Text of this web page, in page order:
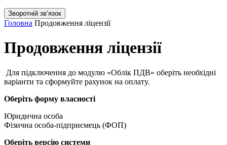
Зворотній звʼязок
Головна Продовження ліцензії
Продовження ліцензії
Для підключення до модулю «Облік ПДВ» оберіть необхідні
варіанти та сформуйте рахунок на оплату.
Оберіть форму власності
Юридична особа
Фізична особа-підприємець (ФОП)
Оберіть версію системи